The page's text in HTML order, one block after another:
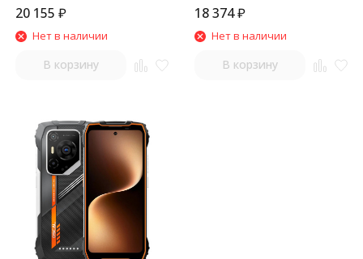
20 155 ₽
Нет в наличии
В корзину
18 374₽
Нет в наличии
В корзину